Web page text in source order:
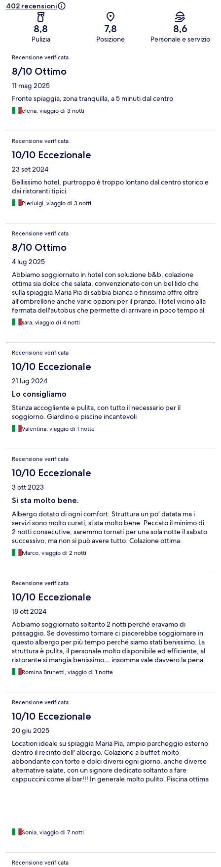
402 recensioni
8,8
Pulizia
7,8
Posizione
8,6
Personale e servizio
Recensioni
Recensione verificata
8/10 Ottimo
11 mag 2025
Fronte spiaggia, zona tranquilla, a 5 minuti dal centro
elena, viaggio di 3 notti
Recensione verificata
10/10 Eccezionale
23 set 2024
Bellissimo hotel, purtroppo è troppo lontano dal centro storico e
dai ristoranti tipici.
Pierluigi, viaggio di 3 notti
Recensione verificata
8/10 Ottimo
4 lug 2025
Abbiamo soggiornato in hotel con soluzione b&b, colazione
ottima sia dolce che salata, convenzionato con un bel lido che
sulla spiaggia Maria Pia di sabbia bianca e finissima offre oltre
all'ombrellone anche varie opzioni per il pranzo. Hotel vicino alla
fermata dell'autobus che permette di arrivare in poco tempo al
centro di Alghero o di raggiungere altre splendide spiagge. Ci
siamo trovati molto bene anche grazie ai vari servizi che la
sara, viaggio di 4 notti
Recensione verificata
10/10 Eccezionale
21 lug 2024
Lo consigliamo
Stanza accogliente e pulita, con tutto il necessario per il
soggiorno. Giardino e piscine incantevoli
Valentina, viaggio di 1 notte
Recensione verificata
10/10 Eccezionale
3 ott 2023
Si sta molto bene.
Albergo dotato di ogni comfort. Struttura un po' datata ma i
servizi sono molto curati, si sta molto bene. Peccato il minimo di
2 notti consecutive, saremmo tornati per una sola notte il sabato
successivo, ma non si può avere tutto. Colazione ottima.
Marco, viaggio di 2 notti
Recensione verificata
10/10 Eccezionale
18 ott 2024
Abbiamo soggiornato soltanto 2 notti perché eravamo di
passaggio. Se dovessimo tornare ci piacerebbe soggiornare in
questo albergo per più tempo perché siamo stati benissimo. La
struttura è pulita, il personale molto disponibile ed efficiente, al
ristorante si mangia benissimo… insomma vale davvero la pena
fare una sosta lunga in questo hotel. Grazie mille a presto
Romina Brunetti, viaggio di 1 notte
Recensione verificata
10/10 Eccezionale
20 giu 2025
Location ideale su spiaggia Maria Pia, ampio parcheggio esterno
dentro il recinto dell' albergo. Colazione a buffet molto
abbondante con torte e dolci diversi ogni giorno, anche diverse
alternative salate, con un signore dedicato soltanto a fare
cappuccini come al bar!!! In generale molto pulito. Piscina ottima
Sonia, viaggio di 7 notti
Recensione verificata